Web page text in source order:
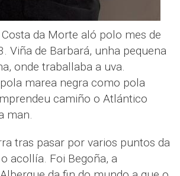
da Morte aló polo mes de
Viña de Barbará, unha pequena
onde traballaba a uva.
marea negra como pola
camiño o Atlántico
man.
tras pasar por varios puntos da
acollía. Foi Begoña, a